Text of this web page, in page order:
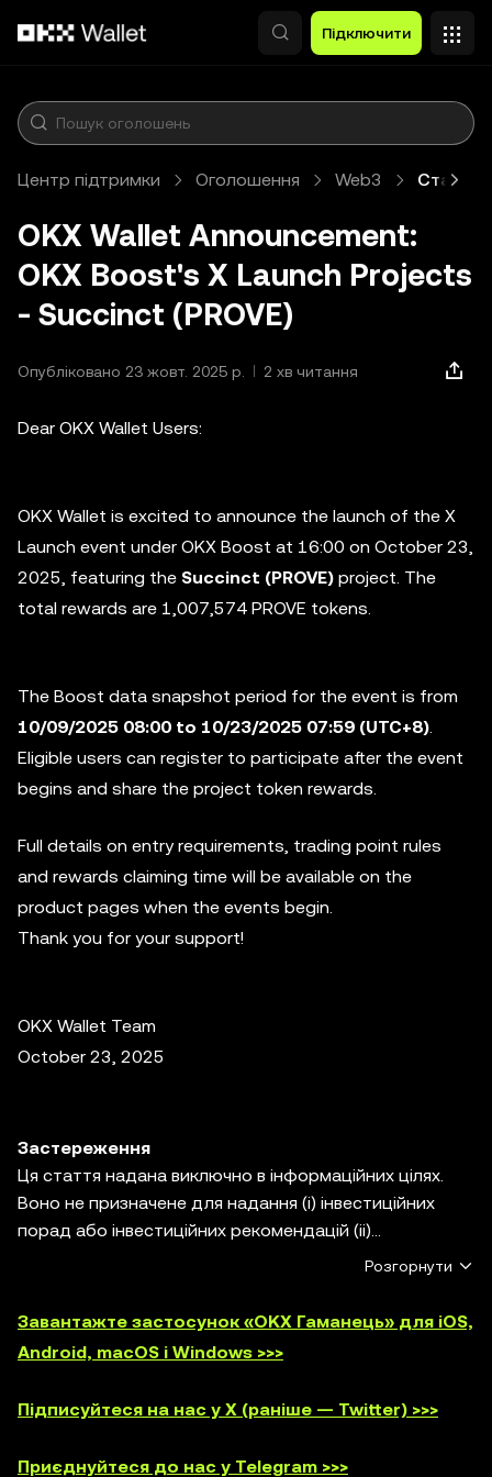
Підключити
Центр підтримки Оголошення Web3 Стаття
OKX Wallet Announcement:
OKX Boost's X Launch Projects
- Succinct (PROVE)
Опубліковано 23 жовт. 2025 р. 2 хв читання
Dear OKX Wallet Users:
OKX Wallet is excited to announce the launch of the X
Launch event under OKX Boost at 16:00 on October 23,
2025, featuring the Succinct (PROVE) project. The
total rewards are 1,007,574 PROVE tokens.
The Boost data snapshot period for the event is from
10/09/2025 08:00 to 10/23/2025 07:59 (UTC+8).
Eligible users can register to participate after the event
begins and share the project token rewards.
Full details on entry requirements, trading point rules
and rewards claiming time will be available on the
product pages when the events begin.
Thank you for your support!
OKX Wallet Team
October 23, 2025
Застереження
Ця стаття надана виключно в інформаційних цілях.
Воно не призначене для надання (i) інвестиційних
порад або інвестиційних рекомендацій (ii)
пропозицій, заохочень або спонукань до купівлі,
фінансових, бухгалтерських, юридичних або
числі стейблкоїни й NFT пов’язані з ринковою
знизитись у ціні. Щоб визначитися, чи підходить вам
Розгорнути
Завантажте застосунок «OKX Гаманець» для iOS,
Android, macOS і Windows >>>
Підписуйтеся на нас у X (раніше — Twitter) >>>
Приєднуйтеся до нас у Telegram >>>